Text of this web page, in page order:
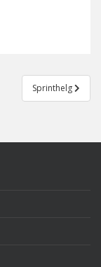
Sprinthelg